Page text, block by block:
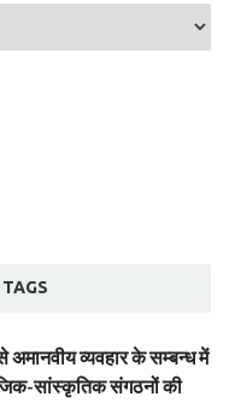
TAGS
अमानवीय व्यवहार के सम्बन्ध में
सांस्कृतिक संगठनों की